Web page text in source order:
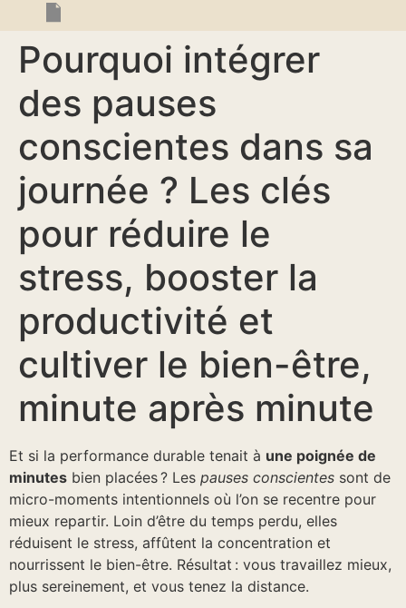
Pourquoi intégrer
des pauses
conscientes dans sa
journée ? Les clés
pour réduire le
stress, booster la
productivité et
cultiver le bien-être,
minute après minute
Et si la performance durable tenait à une poignée de
minutes bien placées ? Les pauses conscientes sont de
micro-moments intentionnels où l’on se recentre pour
mieux repartir. Loin d’être du temps perdu, elles
réduisent le stress, affûtent la concentration et
nourrissent le bien-être. Résultat : vous travaillez mieux,
plus sereinement, et vous tenez la distance.